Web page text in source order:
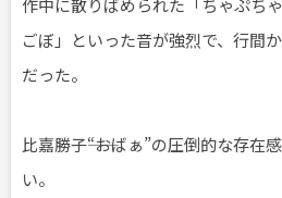
作中に散りばめられた「ちゃぷち
ごぼ」といった音が強烈で、行間
だった。
比嘉勝子――“おばぁ”の圧倒的な存
い。